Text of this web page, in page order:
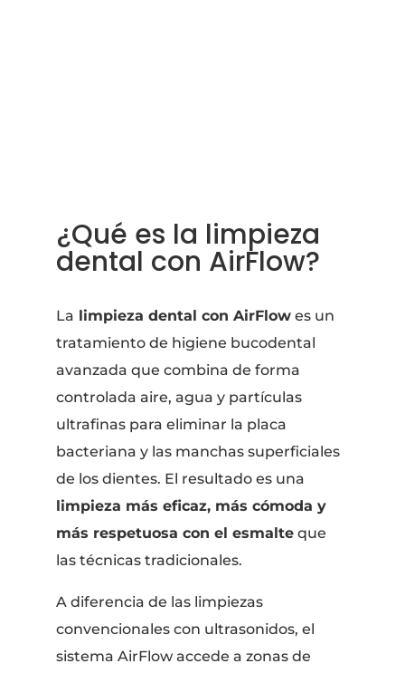
¿Qué es la limpieza
dental con AirFlow?
La limpieza dental con AirFlow es un
tratamiento de higiene bucodental
avanzada que combina de forma
controlada aire, agua y partículas
ultrafinas para eliminar la placa
bacteriana y las manchas superficiales
de los dientes. El resultado es una
limpieza más eficaz, más cómoda y
más respetuosa con el esmalte que
las técnicas tradicionales.
A diferencia de las limpiezas
convencionales con ultrasonidos, el
sistema AirFlow accede a zonas de